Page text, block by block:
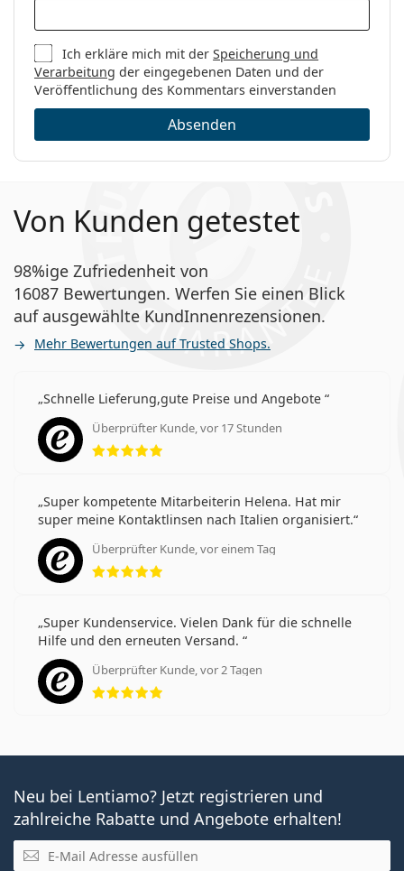
Ich erkläre mich mit derSpeicherung und
Verarbeitung der eingegebenen Daten und der
Veröffentlichung des Kommentars einverstanden
Absenden
Von Kunden getestet
98%ige Zufriedenheit von
16087 Bewertungen. Werfen Sie einen Blick
auf ausgewählte KundInnenrezensionen.
Mehr Bewertungen auf Trusted Shops.
Schnelle Lieferung,gute Preise und Angebote
Überprüfter Kunde, vor 17 Stunden
Bewertung 5 aus 5
Super kompetente Mitarbeiterin Helena. Hat mir
super meine Kontaktlinsen nach Italien organisiert.
Überprüfter Kunde, vor einem Tag
Bewertung 5 aus 5
Super Kundenservice. Vielen Dank für die schnelle
Hilfe und den erneuten Versand.
Überprüfter Kunde, vor 2 Tagen
Bewertung 5 aus 5
Neu bei Lentiamo? Jetzt registrieren und
zahlreiche Rabatte und Angebote erhalten!
E-Mail